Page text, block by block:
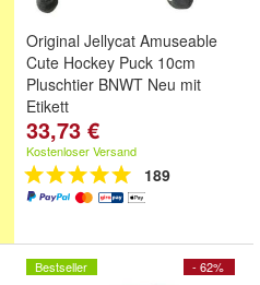
Original Jellycat Amuseable
Cute Hockey Puck 10cm
Pluschtier BNWT Neu mit
Etikett
33,73 €
Kostenloser Versand
189
- 62%
Bestseller